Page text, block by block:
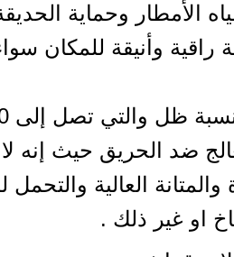
الأمطار وحماية
راقية وأنيقة للمكان
ظل والتي تصل إلى 90% وأكثر .
ضد الحريق حيث إنه
والمتانة العالية
او غير ذلك .